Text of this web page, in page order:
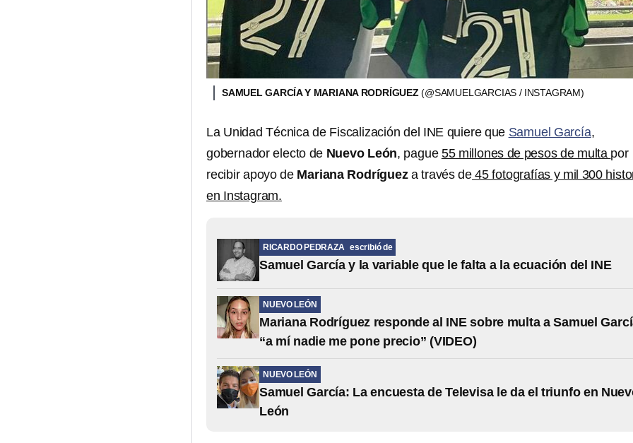
SAMUEL GARCÍA Y MARIANA RODRÍGUEZ(@SAMUELGARCIAS / INSTAGRAM)
La Unidad Técnica de Fiscalización del INE quiere que Samuel García,
gobernador electo de Nuevo León, pague 55 millones de pesos de multa por
recibir apoyo de Mariana Rodrígueza través de 45 fotografías y mil 300
en Instagram.
RICARDO PEDRAZA escribió de
Samuel García y la variable que le falta a la ecuación del INE
NUEVO LEÓN
Mariana Rodríguez responde al INE sobre multa a Samuel
“a mí nadie me pone precio” (VIDEO)
NUEVO LEÓN
Samuel García: La encuesta de Televisa le da el triunfo en
León